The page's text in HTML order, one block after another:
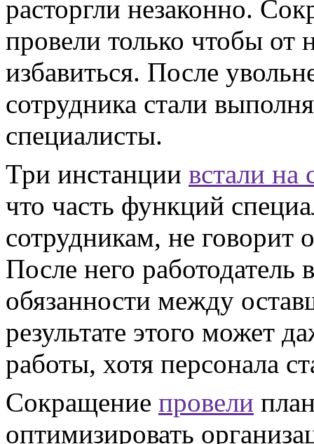
расторгли незаконно.
провели только чтобы от
избавиться. После
сотрудника стали
специалисты.
Три инстанции встали на
что часть функций
сотрудникам, не говорит
После него работодатель
обязанности между
результате этого может
работы, хотя персонала
Сокращение провели
оптимизировать